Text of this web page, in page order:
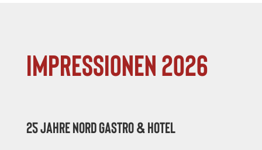
Impressionen 2026
25 Jahre Nord Gastro & Hotel